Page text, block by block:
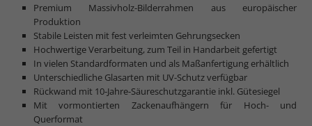
Premium Massivholz-Bilderrahmen aus europäischer
Produktion
Stabile Leisten mit fest verleimten Gehrungsecken
Hochwertige Verarbeitung, zum Teil in Handarbeit gefertigt
In vielen Standardformaten und als Maßanfertigung erhältlich
Unterschiedliche Glasarten mit UV-Schutz verfügbar
Rückwand mit 10-Jahre-Säureschutzgarantie inkl. Gütesiegel
Mit vormontierten Zackenaufhängern für Hoch- und
Querformat